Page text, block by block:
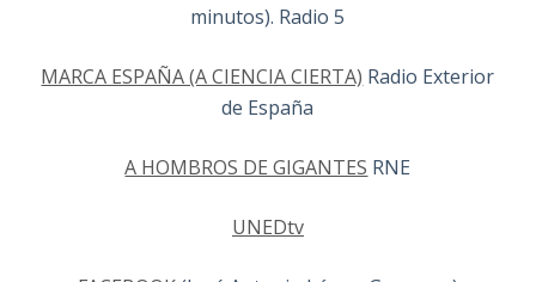
minutos). Radio 5
MARCA ESPAÑA (A CIENCIA CIERTA) Radio Exterior
de España
A HOMBROS DE GIGANTES RNE
UNEDtv